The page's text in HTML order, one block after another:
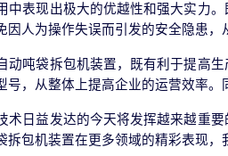
中表现出极大的优越性和强大实力
人为操作失误而引发的安全隐患，
动吨袋拆包机装置，既有利于提高
，从整体上提高企业的运营效率。
术日益发达的今天将发挥越来越重
包机装置在更多领域的精彩表现，